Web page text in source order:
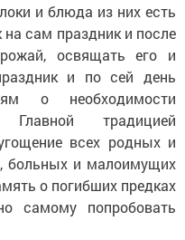
и блюда из них есть
на сам праздник и после
освящать его и
и по сей день
о необходимости
Главной традицией
всех родных и
больных и малоимущих
о погибших предках
самому попробовать